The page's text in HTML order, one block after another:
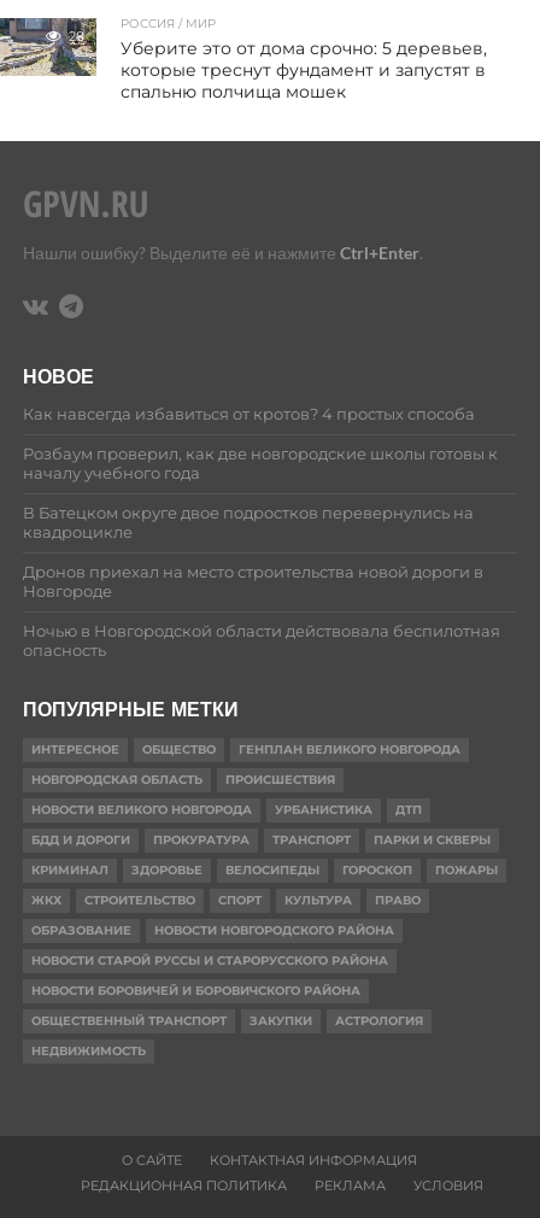
28
РОССИЯ / МИР
Уберите это от дома срочно: 5 деревьев,
которые треснут фундамент и запустят в
спальню полчища мошек
Нашли ошибку? Выделите её и нажмите Ctrl+Enter.
НОВОЕ
Как навсегда избавиться от кротов? 4 простых способа
Розбаум проверил, как две новгородские школы готовы к
началу учебного года
В Батецком округе двое подростков перевернулись на
квадроцикле
Дронов приехал на место строительства новой дороги в
Новгороде
Ночью в Новгородской области действовала беспилотная
опасность
ПОПУЛЯРНЫЕ МЕТКИ
ИНТЕРЕСНОЕ ОБЩЕСТВО
ГЕНПЛАН ВЕЛИКОГО НОВГОРОДА
НОВГОРОДСКАЯ ОБЛАСТЬ
ПРОИСШЕСТВИЯ
НОВОСТИ ВЕЛИКОГО НОВГОРОДА
УРБАНИСТИКА
ДТП
БДД И ДОРОГИ
ПРОКУРАТУРА ТРАНСПОРТ
ПАРКИ И СКВЕРЫ
КРИМИНАЛ
ЗДОРОВЬЕ ВЕЛОСИПЕДЫ ГОРОСКОП
ПОЖАРЫ
ЖКХ
СТРОИТЕЛЬСТВО СПОРТ КУЛЬТУРА
ПРАВО
ОБРАЗОВАНИЕ
НОВОСТИ НОВГОРОДСКОГО РАЙОНА
НОВОСТИ СТАРОЙ РУССЫ И СТАРОРУССКОГО РАЙОНА
НОВОСТИ БОРОВИЧЕЙ И БОРОВИЧСКОГО РАЙОНА
ОБЩЕСТВЕННЫЙ ТРАНСПОРТ
ЗАКУПКИ
АСТРОЛОГИЯ
НЕДВИЖИМОСТЬ
О САЙТЕ
КОНТАКТНАЯ ИНФОРМАЦИЯ
РЕДАКЦИОННАЯ ПОЛИТИКА
РЕКЛАМА УСЛОВИЯ